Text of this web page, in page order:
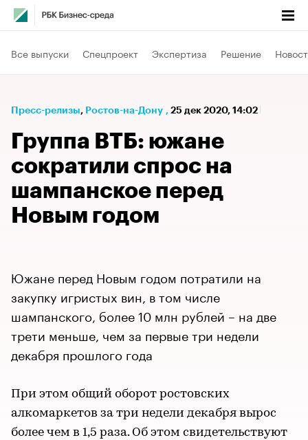
Все выпуски Спецпроект Экспертиза Решение
Пресс-релизы⁠, Ростов-на-Дону , 25 дек 2020, 14:02
Группа ВТБ: южане
сократили спрос на
шампанское перед
Новым годом
Южане перед Новым годом потратили на
закупку игристых вин, в том числе
шампанского, более 10 млн рублей – на две
трети меньше, чем за первые три недели
декабря прошлого года
При этом общий оборот ростовских
алкомаркетов за три недели декабря вырос
более чем в 1,5 раза. Об этом свидетельствуют